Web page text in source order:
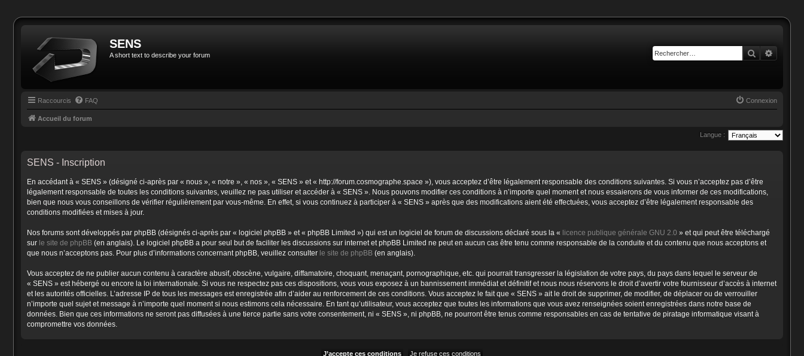
SENS
A short text to describe your forum Rechercher
Raccourcis FAQ Connexion
Accueil du forum
Langue :
SENS - Inscription
En accédant à « SENS » (désigné ci-après par « nous », « notre », « nos », « SENS » et « http://forum.cosmographe.space »), vous acceptez d’être légalement responsable des conditions suivantes. Si vous n’acceptez pas d’être
légalement responsable de toutes les conditions suivantes, veuillez ne pas utiliser et accéder à « SENS ». Nous pouvons modifier ces conditions à n’importe quel moment et nous essaierons de vous informer de ces modifications,
bien que nous vous conseillons de vérifier régulièrement par vous-même. En effet, si vous continuez à participer à « SENS » après que des modifications aient été effectuées, vous acceptez d’être légalement responsable des
conditions modifiées et mises à jour.
Nos forums sont développés par phpBB (désignés ci-après par « logiciel phpBB » et « phpBB Limited ») qui est un logiciel de forum de discussions déclaré sous la « licence publique générale GNU 2.0 » et qui peut être téléchargé
sur le site de phpBB (en anglais). Le logiciel phpBB a pour seul but de faciliter les discussions sur internet et phpBB Limited ne peut en aucun cas être tenu comme responsable de la conduite et du contenu que nous acceptons et
que nous n’acceptons pas. Pour plus d’informations concernant phpBB, veuillez consulter le site de phpBB (en anglais).
Vous acceptez de ne publier aucun contenu à caractère abusif, obscène, vulgaire, diffamatoire, choquant, menaçant, pornographique, etc. qui pourrait transgresser la législation de votre pays, du pays dans lequel le serveur de
« SENS » est hébergé ou encore la loi internationale. Si vous ne respectez pas ces dispositions, vous vous exposez à un bannissement immédiat et définitif et nous nous réservons le droit d’avertir votre fournisseur d’accès à internet
et les autorités officielles. L’adresse IP de tous les messages est enregistrée afin d’aider au renforcement de ces conditions. Vous acceptez le fait que « SENS » ait le droit de supprimer, de modifier, de déplacer ou de verrouiller
n’importe quel sujet et message à n’importe quel moment si nous estimons cela nécessaire. En tant qu’utilisateur, vous acceptez que toutes les informations que vous avez renseignées soient enregistrées dans notre base de
données. Bien que ces informations ne seront pas diffusées à une tierce partie sans votre consentement, ni « SENS », ni phpBB, ne pourront être tenus comme responsables en cas de tentative de piratage informatique visant à
compromettre vos données.